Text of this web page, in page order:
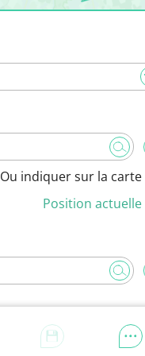
Ou indiquer sur la carte
Position actuelle